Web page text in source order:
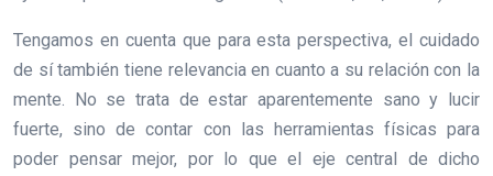
Tengamos en cuenta que para esta perspectiva, el cuidado
de sí también tiene relevancia en cuanto a su relación con la
mente. No se trata de estar aparentemente sano y lucir
fuerte, sino de contar con las herramientas físicas para
poder pensar mejor, por lo que el eje central de dicho